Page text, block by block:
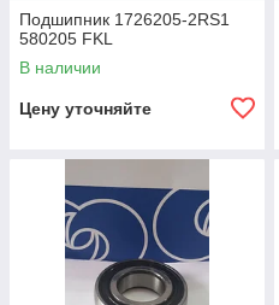
Подшипник 1726205-2RS1
580205 FKL
В наличии
Цену уточняйте